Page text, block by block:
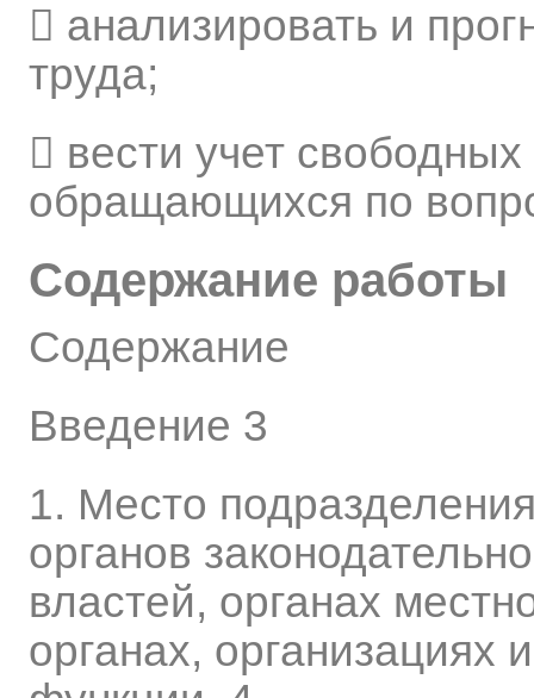
 анализировать и
труда;
 вести учет
обращающихся по
Содержание работы
Содержание
Введение 3
1. Место
органов
властей, органах
органах, организациях